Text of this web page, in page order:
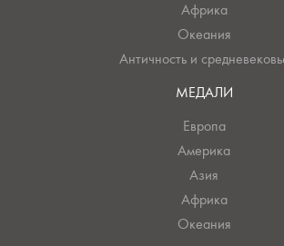
Африка
Океания
Античность и
МЕДАЛИ
Европа
Америка
Азия
Африка
Океания